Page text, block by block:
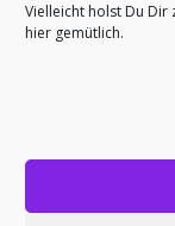
Vielleicht holst Du Dir
hier gemütlich.